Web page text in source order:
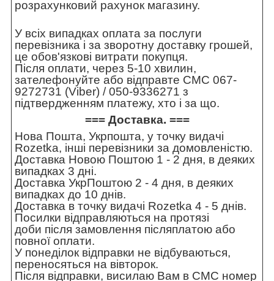
розрахунковий рахунок магазину.
У всіх випадках оплата за послуги
перевізника і за зворотну доставку грошей,
це обов'язкові витрати покупця.
Після оплати, через 5-10 хвилин,
зателефонуйте або відправте СМС 067-
9272731 (Viber) / 050-9336271 з
підтвердженням платежу, хто і за що.
=== Доставка. ===
Нова Пошта, Укрпошта, у точку видачі
Rozetka, інші перевізники за домовленістю.
Доставка Новою Поштою 1 - 2 дня, в деяких
випадках 3 дні.
Доставка УкрПоштою 2 - 4 дня, в деяких
випадках до 10 днів.
Доставка в точку видачі Rozetka 4 - 5 днів.
Посилки відправляються на протязі
доби після замовлення післяплатою або
повної оплати.
У понеділок відправки не відбуваються,
переносяться на вівторок.
Після відправки, висилаю Вам в СМС номер